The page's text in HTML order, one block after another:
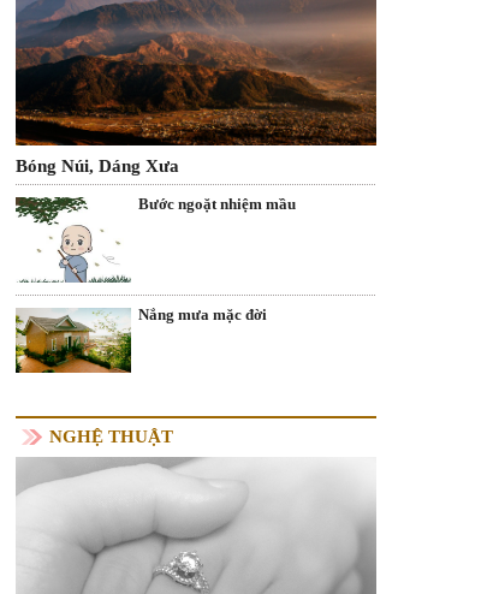
Bóng Núi, Dáng Xưa
Bước ngoặt nhiệm mầu
Nắng mưa mặc đời
NGHỆ THUẬT